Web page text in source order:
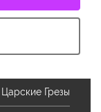
Царские Грезы